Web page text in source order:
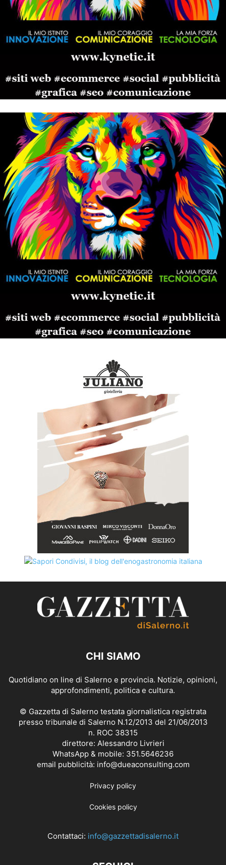
CHI SIAMO
Quotidiano on line di Salerno e provincia. Notizie, opinioni,
approfondimenti, politica e cultura.
© Gazzetta di Salerno testata giornalistica registrata
presso tribunale di Salerno N.12/2013 del 21/06/2013
n. ROC 38315
direttore: Alessandro Livrieri
WhatsApp & mobile: 351.5646236
email pubblicità: info@dueaconsulting.com
Privacy policy
Cookies policy
Contattaci: info@gazzettadisalerno.it